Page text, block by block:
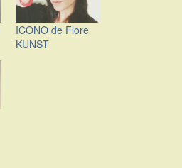
ICONO de Flore
KUNST